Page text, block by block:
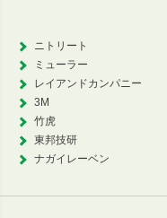
ニトリート
ミューラー
レイアンドカンパニー
3M
竹虎
東邦技研
ナガイレーベン